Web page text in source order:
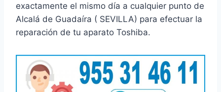
exactamente el mismo día a cualquier punto de
Alcalá de Guadaíra ( SEVILLA) para efectuar la
reparación de tu aparato Toshiba.